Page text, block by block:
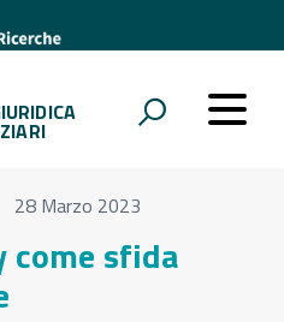
28 Marzo 2023
come sfida